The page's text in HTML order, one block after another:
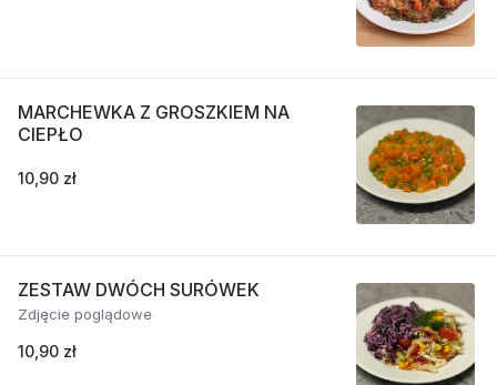
MARCHEWKA Z GROSZKIEM NA
CIEPŁO
10,90 zł
ZESTAW DWÓCH SURÓWEK
Zdjęcie poglądowe
10,90 zł